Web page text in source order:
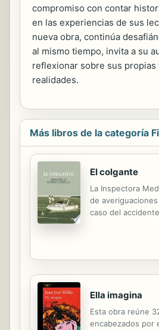
compromiso con contar
en las experiencias de sus
nueva obra, continúa
al mismo tiempo, invita a su
reflexionar sobre sus propias
realidades.
Más libros de la categoría
El colgante
La Inspectora
de
caso del
su moto fue
de su primo Igor
de que existen
pretendía era
eso no acepta el
accidente
Ella imagina
Esta obra reúne
encabezados por